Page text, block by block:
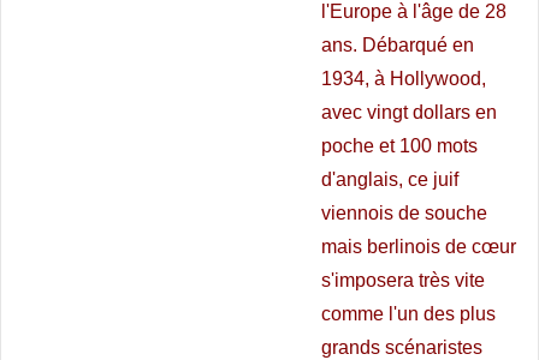
l'Europe à l'âge de 28
ans. Débarqué en
1934, à Hollywood,
avec vingt dollars en
poche et 100 mots
d'anglais, ce juif
viennois de souche
mais berlinois de cœur
s'imposera très vite
comme l'un des plus
grands scénaristes